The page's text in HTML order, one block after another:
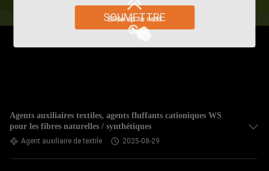
SOUMETTRE
Agents auxiliaires textiles, agents fluffants cationiques WS
pour les fibres naturelles / synthétiques
Agent auxiliaire de textile 2025-08-29